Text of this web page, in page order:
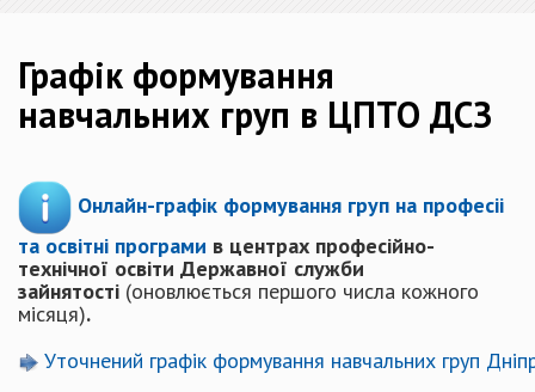
Графік формування
навчальних груп в ЦПТО ДСЗ
Онлайн-графік формування груп на професіі
та освітні програми в центрах професійно-
технічної освіти Державної служби
зайнятості (оновлюється першого числа кожного
місяця).
Уточнений графік формування навчальних груп